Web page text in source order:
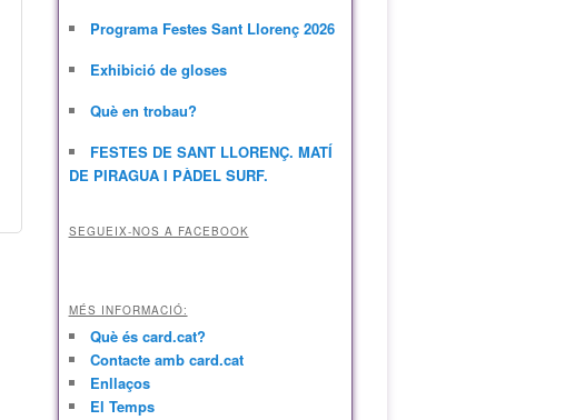
Programa Festes Sant Llorenç 2026
Exhibició de gloses
Què en trobau?
FESTES DE SANT LLORENÇ. MATÍ
DE PIRAGUA I PÀDEL SURF.
SEGUEIX-NOS A FACEBOOK
MÉS INFORMACIÓ:
Què és card.cat?
Contacte amb card.cat
Enllaços
El Temps